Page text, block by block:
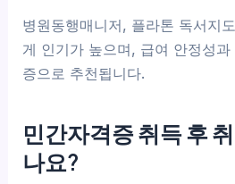
병원동행매니저, 플라톤 독서지
게 인기가 높으며, 급여 안정성
증으로 추천됩니다.
민간자격증 취득 후
나요?